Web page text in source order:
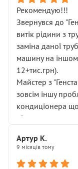
Рекомендую!!!
Звернувся до
витік рідини з
заміна даної
машину на
12+тис.грн).
Майстер з
зовсім іншу
кондиціонера
підсумку.
Артур К.
9 місяців тому